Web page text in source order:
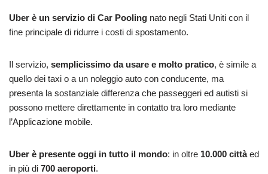
Uber è un servizio di Car Pooling nato negli Stati Uniti con il
fine principale di ridurre i costi di spostamento.
Il servizio, semplicissimo da usare e molto pratico, è simile a
quello dei taxi o a un noleggio auto con conducente, ma
presenta la sostanziale differenza che passeggeri ed autisti si
possono mettere direttamente in contatto tra loro mediante
l’Applicazione mobile.
Uber è presente oggi in tutto il mondo: in oltre 10.000 cittàed
in più di 700 aeroporti.